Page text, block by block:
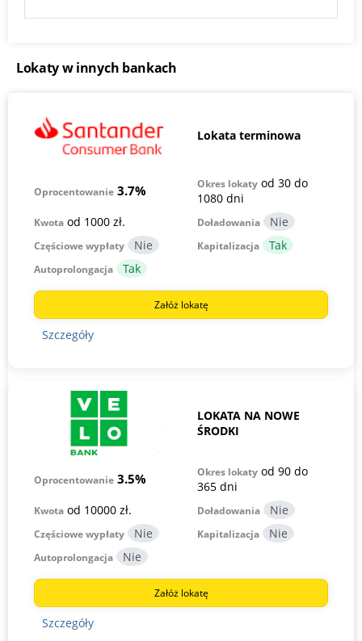
Lokaty w innych bankach
Lokata terminowa
Oprocentowanie 3.7% Okres lokaty od 30 do
1080 dni
Kwota od 1000 zł.
Doładowania
Częściowe wypłaty
Kapitalizacja
Autoprolongacja
Załóż lokatę
Szczegóły
LOKATA NA NOWE
ŚRODKI
Oprocentowanie 3.5% Okres lokaty od 90 do
365 dni
Kwota od 10000 zł.
Doładowania
Częściowe wypłaty
Kapitalizacja
Autoprolongacja
Załóż lokatę
Szczegóły